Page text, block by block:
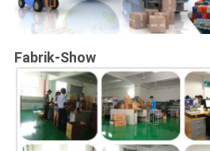
Fabrik-Show